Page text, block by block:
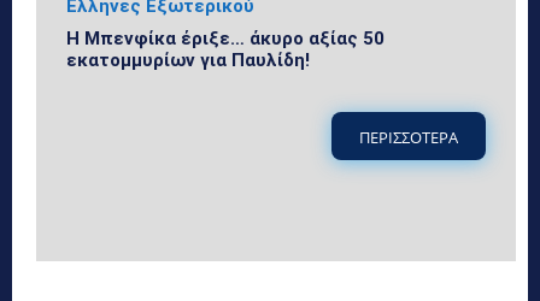
Ελληνες Εξωτερικού
Η Μπενφίκα έριξε… άκυρο αξίας 50
εκατομμυρίων για Παυλίδη!
ΠΕΡΙΣΣΟΤΕΡΑ